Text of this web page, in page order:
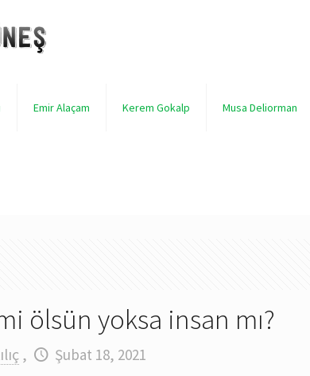
Emir Alaçam Kerem Gokalp Musa Deliorman
ölsün yoksa insan mı?
, Şubat 18, 2021